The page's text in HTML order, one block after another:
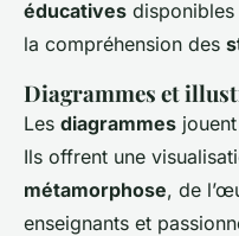
éducatives
la compréhension des
Diagrammes et
Les diagrammes
Ils offrent une
métamorphose, de
enseignants et